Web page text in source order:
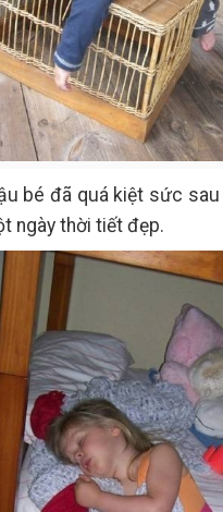
bé đã quá kiệt sức
ngày thời tiết đẹp.